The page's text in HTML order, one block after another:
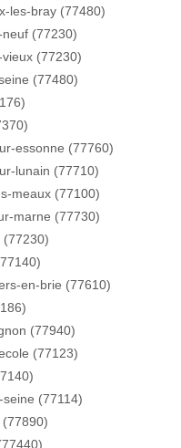
les-bray (77480)
neuf (77230)
vieux (77230)
(77480)
essonne (77760)
lunain (77710)
meaux (77100)
marne (77730)
(77230)
en-brie (77610)
(77940)
(77123)
seine (77114)